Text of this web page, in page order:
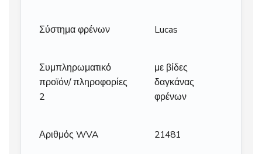
Σύστημα φρένων Lucas
Συμπληρωματικό
προϊόν/ πληροφορίες
2
με βίδες
δαγκάνας
φρένων
Αριθμός WVA 21481